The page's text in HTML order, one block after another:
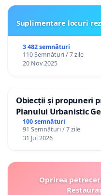
Suplimentare locuri
3 482 semnături
110 Semnături / 7 zile
20 Nov 2025
Obiecții și propuneri
Planului Urbanistic
100 semnături
91 Semnături / 7 zile
31 Jul 2026
Oprirea